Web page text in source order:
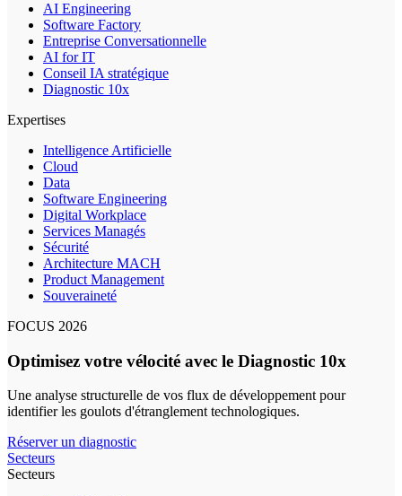
AI Engineering
Software Factory
Entreprise Conversationnelle
AI for IT
Conseil IA stratégique
Diagnostic 10x
Expertises
Intelligence Artificielle
Cloud
Data
Software Engineering
Digital Workplace
Services Managés
Sécurité
Architecture MACH
Product Management
Souveraineté
FOCUS 2026
Optimisez votre vélocité avec le Diagnostic 10x
Une analyse structurelle de vos flux de développement pour
identifier les goulots d'étranglement technologiques.
Réserver un diagnostic
Secteurs
Secteurs